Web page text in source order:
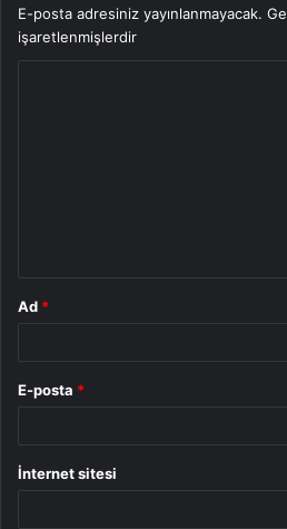
E-posta adresiniz yayınlanmayacak.
işaretlenmişlerdir
Ad *
E-posta *
İnternet sitesi